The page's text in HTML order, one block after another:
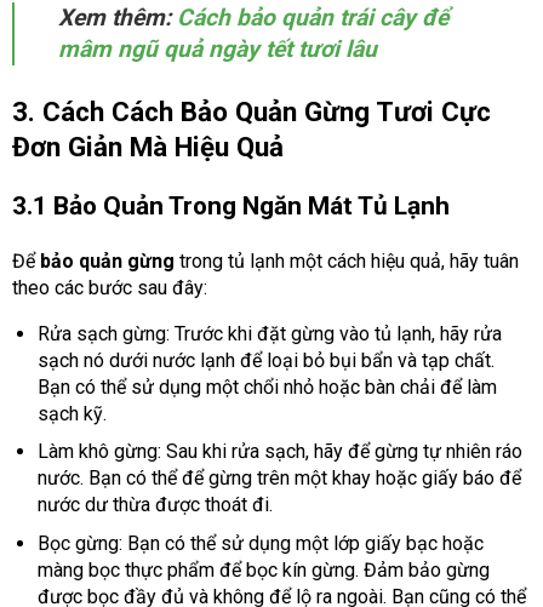
Xem thêm: Cách bảo quản trái cây để
mâm ngũ quả ngày tết tươi lâu
3. Cách Cách Bảo Quản Gừng Tươi Cực
Đơn Giản Mà Hiệu Quả
3.1 Bảo Quản Trong Ngăn Mát Tủ Lạnh
Để bảo quản gừng trong tủ lạnh một cách hiệu quả, hãy tuân
theo các bước sau đây:
Rửa sạch gừng: Trước khi đặt gừng vào tủ lạnh, hãy rửa
sạch nó dưới nước lạnh để loại bỏ bụi bẩn và tạp chất.
Bạn có thể sử dụng một chổi nhỏ hoặc bàn chải để làm
sạch kỹ.
Làm khô gừng: Sau khi rửa sạch, hãy để gừng tự nhiên ráo
nước. Bạn có thể để gừng trên một khay hoặc giấy báo để
nước dư thừa được thoát đi.
Bọc gừng: Bạn có thể sử dụng một lớp giấy bạc hoặc
màng bọc thực phẩm để bọc kín gừng. Đảm bảo gừng
được bọc đầy đủ và không để lộ ra ngoài. Bạn cũng có thể